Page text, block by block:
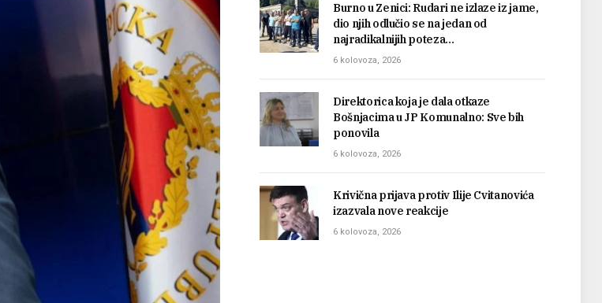
Burno u Zenici: Rudari ne izlaze iz jame,
dio njih odlučio se na jedan od
najradikalnijih poteza…
6 kolovoza, 2026
Direktorica koja je dala otkaze
Bošnjacima u JP Komunalno: Sve bih
ponovila
6 kolovoza, 2026
Krivična prijava protiv Ilije Cvitanovića
izazvala nove reakcije
6 kolovoza, 2026